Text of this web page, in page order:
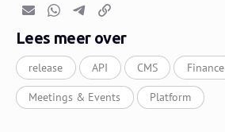
E-mailWhatsapp
TelegramKopieer link
Lees meer over
release API CMS Finance
Meetings & Events Platform